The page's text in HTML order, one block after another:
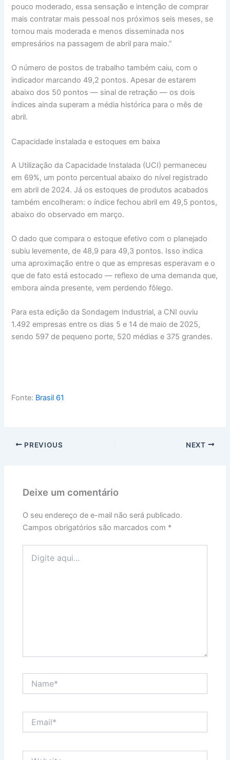
pouco moderado, essa sensação e intenção de comprar
mais contratar mais pessoal nos próximos seis meses, se
tornou mais moderada e menos disseminada nos
empresários na passagem de abril para maio.”
O número de postos de trabalho também caiu, com o
indicador marcando 49,2 pontos. Apesar de estarem
abaixo dos 50 pontos — sinal de retração — os dois
índices ainda superam a média histórica para o mês de
abril.
Capacidade instalada e estoques em baixa
A Utilização da Capacidade Instalada (UCI) permaneceu
em 69%, um ponto percentual abaixo do nível registrado
em abril de 2024. Já os estoques de produtos acabados
também encolheram: o índice fechou abril em 49,5 pontos,
abaixo do observado em março.
O dado que compara o estoque efetivo com o planejado
subiu levemente, de 48,9 para 49,3 pontos. Isso indica
uma aproximação entre o que as empresas esperavam e o
que de fato está estocado — reflexo de uma demanda que,
embora ainda presente, vem perdendo fôlego.
Para esta edição da Sondagem Industrial, a CNI ouviu
1.492 empresas entre os dias 5 e 14 de maio de 2025,
sendo 597 de pequeno porte, 520 médias e 375 grandes.
Fonte: Brasil 61
PREVIOUS NEXT
Deixe um comentário
O seu endereço de e-mail não será publicado.
Campos obrigatórios são marcados com *
aqui...